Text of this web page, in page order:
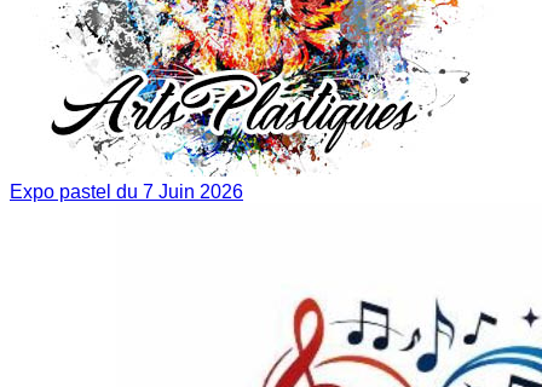
Expo pastel du 7 Juin 2026